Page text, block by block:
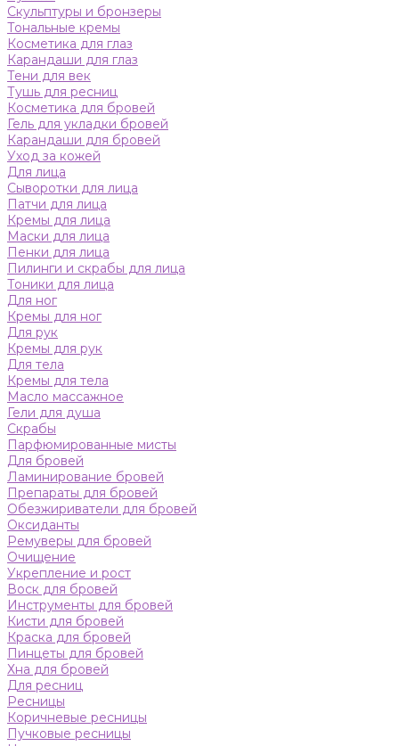
Скульптуры и бронзеры
Тональные кремы
Косметика для глаз
Карандаши для глаз
Тени для век
Тушь для ресниц
Косметика для бровей
Гель для укладки бровей
Карандаши для бровей
Уход за кожей
Для лица
Сыворотки для лица
Патчи для лица
Кремы для лица
Маски для лица
Пенки для лица
Пилинги и скрабы для лица
Тоники для лица
Для ног
Кремы для ног
Для рук
Кремы для рук
Для тела
Кремы для тела
Масло массажное
Гели для душа
Скрабы
Парфюмированные мисты
Для бровей
Ламинирование бровей
Препараты для бровей
Обезжириватели для бровей
Оксиданты
Ремуверы для бровей
Очищение
Укрепление и рост
Воск для бровей
Инструменты для бровей
Кисти для бровей
Краска для бровей
Пинцеты для бровей
Хна для бровей
Для ресниц
Ресницы
Коричневые ресницы
Пучковые ресницы